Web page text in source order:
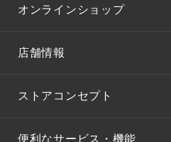
オンラインショップ
店舗情報
ストアコンセプト
便利なサービス・機能